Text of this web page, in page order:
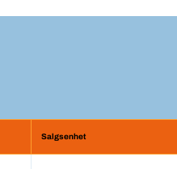
Salgsenhet